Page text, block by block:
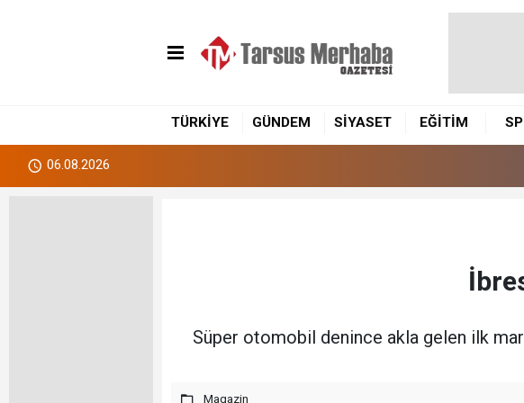
TÜRKİYE GÜNDEM SİYASET EĞİTİM
06.08.2026
Süper otomobil denince akla gelen ilk
Magazin